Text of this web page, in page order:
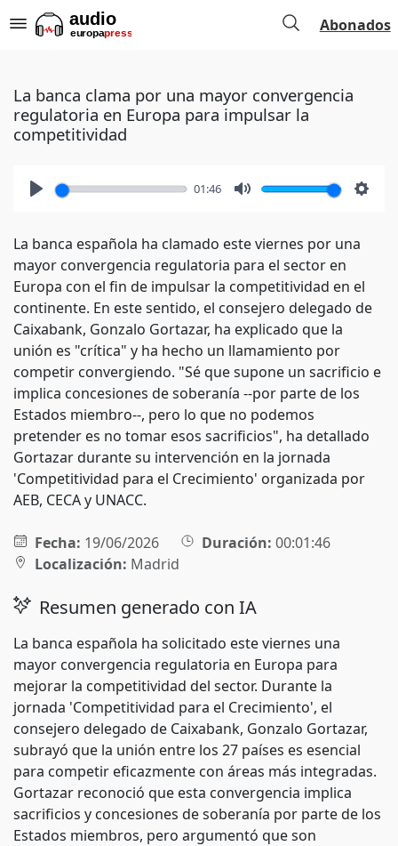
Abonados
La banca clama por una mayor convergencia
regulatoria en Europa para impulsar la
competitividad
01:46
La banca española ha clamado este viernes por una
mayor convergencia regulatoria para el sector en
Europa con el fin de impulsar la competitividad en el
continente. En este sentido, el consejero delegado de
Caixabank, Gonzalo Gortazar, ha explicado que la
unión es "crítica" y ha hecho un llamamiento por
competir convergiendo. "Sé que supone un sacrificio e
implica concesiones de soberanía --por parte de los
Estados miembro--, pero lo que no podemos
pretender es no tomar esos sacrificios", ha detallado
Gortazar durante su intervención en la jornada
'Competitividad para el Crecimiento' organizada por
AEB, CECA y UNACC.
Fecha: 19/06/2026 Duración: 00:01:46
Localización: Madrid
Resumen generado con IA
La banca española ha solicitado este viernes una
mayor convergencia regulatoria en Europa para
mejorar la competitividad del sector. Durante la
jornada 'Competitividad para el Crecimiento', el
consejero delegado de Caixabank, Gonzalo Gortazar,
subrayó que la unión entre los 27 países es esencial
para competir eficazmente con áreas más integradas.
Gortazar reconoció que esta convergencia implica
sacrificios y concesiones de soberanía por parte de los
Estados miembros, pero argumentó que son